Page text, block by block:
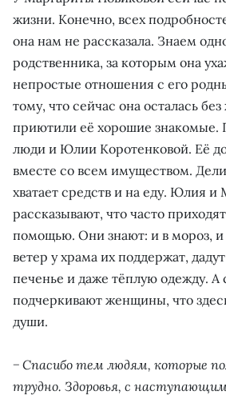
жизни. Конечно, всех
она нам не рассказала. Знаем
родственника, за которым она
непростые отношения с его
тому, что сейчас она осталась
приютили её хорошие знакомые.
люди и Юлии Коротенковой. Её
вместе со всем имуществом.
хватает средств и на еду. Юлия и
рассказывают, что часто
помощью. Они знают: и в мороз,
ветер у храма их поддержат,
печенье и даже тёплую одежду. А
подчеркивают женщины, что
души.
− Спасибо тем людям, которые
трудно. Здоровья, с